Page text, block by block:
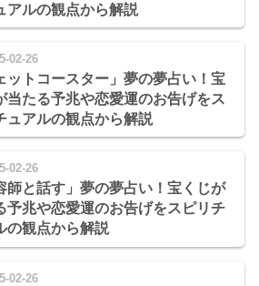
アルの観点から解説
02-26
ットコースター」夢の夢占い！宝
当たる予兆や恋愛運のお告げをス
ュアルの観点から解説
02-26
師と話す」夢の夢占い！宝くじが
予兆や恋愛運のお告げをスピリチ
の観点から解説
02-26